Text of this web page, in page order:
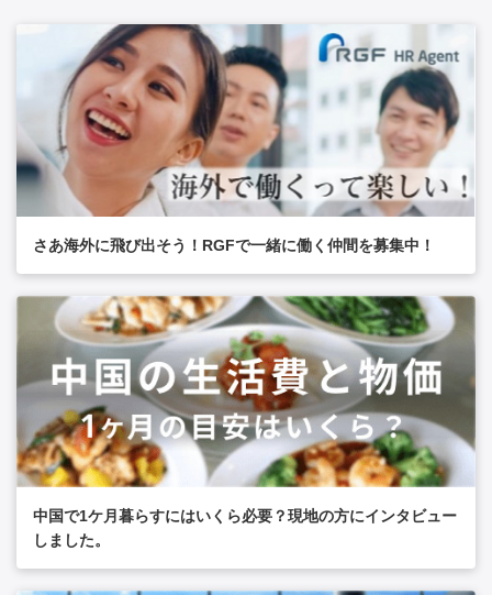
さあ海外に飛び出そう！RGFで一緒に働く仲間を募集中！
中国で1ケ月暮らすにはいくら必要？現地の方にインタビュー
しました。